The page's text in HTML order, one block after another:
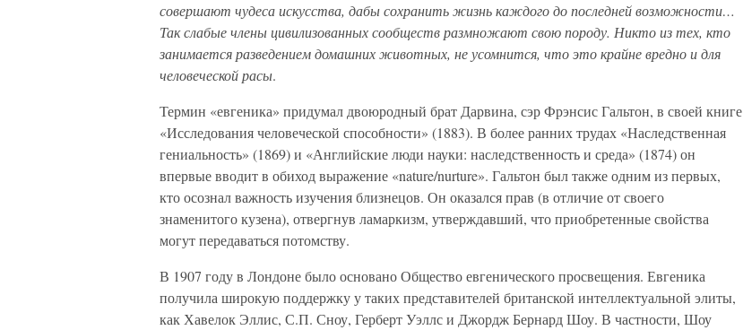
совершают чудеса искусства, дабы сохранить жизнь каждого до последней возможности…
Так слабые члены цивилизованных сообществ размножают свою породу. Никто из тех, кто
занимается разведением домашних животных, не усомнится, что это крайне вредно и для
человеческой расы.
Термин «евгеника» придумал двоюродный брат Дарвина, сэр Фрэнсис Гальтон, в своей книге
«Исследования человеческой способности» (1883). В более ранних трудах «Наследственная
гениальность» (1869) и «Английские люди науки: наследственность и среда» (1874) он
впервые вводит в обиход выражение «nature/nurture». Гальтон был также одним из первых,
кто осознал важность изучения близнецов. Он оказался прав (в отличие от своего
знаменитого кузена), отвергнув ламаркизм, утверждавший, что приобретенные свойства
могут передаваться потомству.
В 1907 году в Лондоне было основано Общество евгенического просвещения. Евгеника
получила широкую поддержку у таких представителей британской интеллектуальной элиты,
как Хавелок Эллис, С.П. Сноу, Герберт Уэллс и Джордж Бернард Шоу. В частности, Шоу